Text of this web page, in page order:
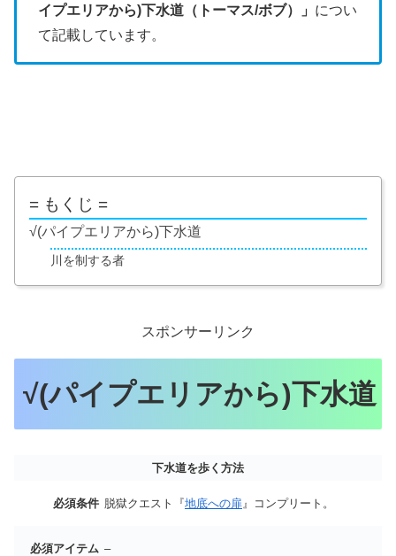
イプエリアから)下水道（トーマス/ボブ）」 につい
て記載しています。
= もくじ =
√(パイプエリアから)下水道
川を制する者
スポンサーリンク
√(パイプエリアから)下水道
下水道を歩く方法
必須条件 脱獄クエスト『地底への扉 』コンプリート。
必須アイテム –